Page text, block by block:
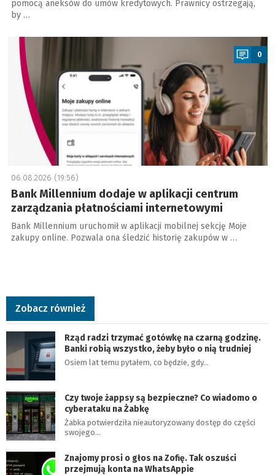
pomocą aneksów do umów kredytowych. Prawnicy ostrzegają,
by …
0
06.08.2026 (19:56)
Bank Millennium dodaje w aplikacji centrum
zarządzania płatnościami internetowymi
Bank Millennium uruchomił w aplikacji mobilnej sekcję Moje
zakupy online. Pozwala ona śledzić historię zakupów w …
Zobacz również
Rząd radzi trzymać gotówkę na czarną godzinę.
Banki robią wszystko, żeby było o nią trudniej
Osiem lat temu pytałem, co będzie, gdy…
Czy twoje żappsy są bezpieczne? Co wiadomo o
cyberataku na Żabkę
Żabka potwierdziła nieautoryzowany dostęp do części
swojego…
Znajomy prosi o głos na Zofię. Tak oszuści
przejmują konta na WhatsAppie